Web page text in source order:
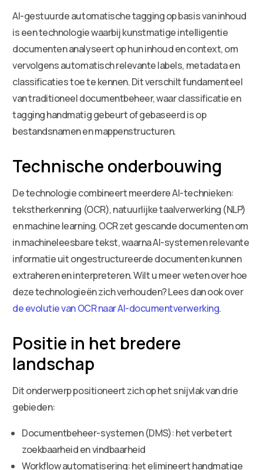
AI-gestuurde automatische tagging op basis van inhoud
is een technologie waarbij kunstmatige intelligentie
documenten analyseert op hun inhoud en context, om
vervolgens automatisch relevante labels, metadata en
classificaties toe te kennen. Dit verschilt fundamenteel
van traditioneel documentbeheer, waar classificatie en
tagging handmatig gebeurt of gebaseerd is op
bestandsnamen en mappenstructuren.
Technische onderbouwing
De technologie combineert meerdere AI-technieken:
tekstherkenning (OCR), natuurlijke taalverwerking (NLP)
en machine learning. OCR zet gescande documenten om
in machineleesbare tekst, waarna AI-systemen relevante
informatie uit ongestructureerde documenten kunnen
extraheren en interpreteren. Wilt u meer weten over hoe
deze technologieën zich verhouden? Lees dan ook over
de evolutie van OCR naar AI-documentverwerking.
Positie in het bredere
landschap
Dit onderwerp positioneert zich op het snijvlak van drie
gebieden:
Documentbeheer-systemen (DMS): het verbetert
zoekbaarheid en vindbaarheid
Workflow automatisering: het elimineert handmatige